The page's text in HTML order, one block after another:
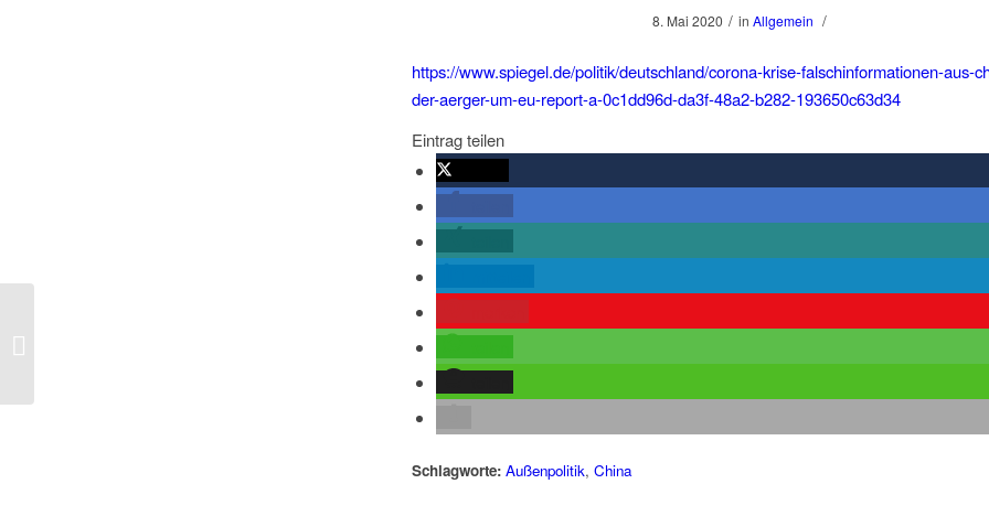
8. Mai 2020 / in Allgemein /
https://www.spiegel.de/politik/deutschland/corona-krise-falschinformationen-aus-
der-aerger-um-eu-report-a-0c1dd96d-da3f-48a2-b282-193650c63d34
Eintrag teilen
Schlagworte: Außenpolitik, China